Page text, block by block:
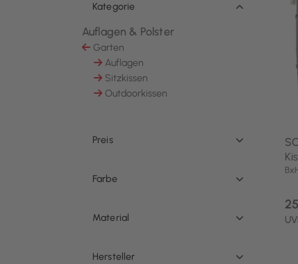
Kategorie
Auflagen & Polster
Ausgewählt Derzeit verfeinert von
Garten
Sortieren nach Kategorie: Garten
Auflagen
Sortieren nach Kategorie: Auflagen
Sitzkissen
Sortieren nach Kategorie: Sitzkissen
Outdoorkissen
Sortieren nach Kategorie:
Preis
Farbe
Material
Hersteller